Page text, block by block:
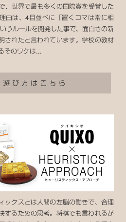
、世界で最も多くの国際賞を受賞した
由は、4目並べに「置くコマは常に相
うルールを開発した事で、面白さの新
されたと言われています。学校の教材
そのワケは...
遊び方はこちら
ックスとは人間の左脳の働きで、合理
するための思考。将棋でも言われるが